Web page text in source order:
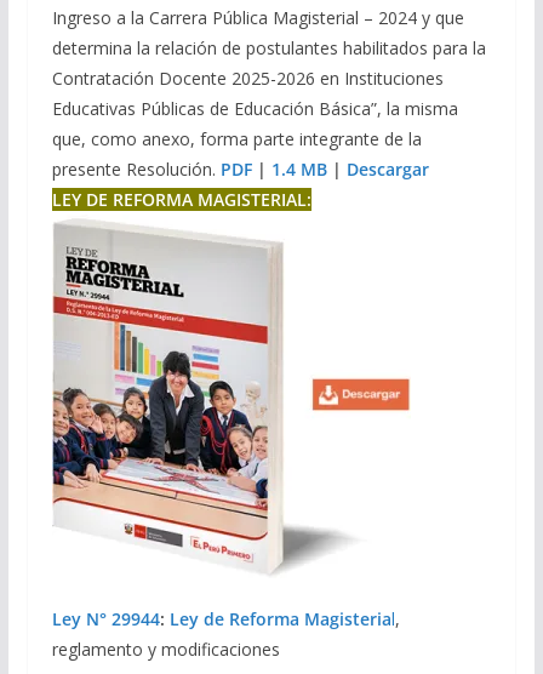
Ingreso a la Carrera Pública Magisterial – 2024 y que
determina la relación de postulantes habilitados para la
Contratación Docente 2025-2026 en Instituciones
Educativas Públicas de Educación Básica”, la misma
que, como anexo, forma parte integrante de la
presente Resolución. PDF| 1.4 MB| Descargar
LEY DE REFORMA MAGISTERIAL:
Ley N° 29944: Ley de Reforma Magisterial,
reglamento y modificaciones